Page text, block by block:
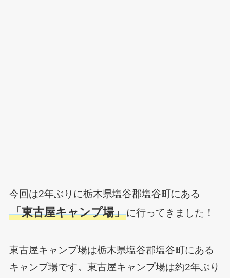
今回は2年ぶりに栃木県塩谷郡塩谷町にある
「東古屋キャンプ場」に行ってきました！
東古屋キャンプ場は栃木県塩谷郡塩谷町にある
キャンプ場です。東古屋キャンプ場は約2年ぶり